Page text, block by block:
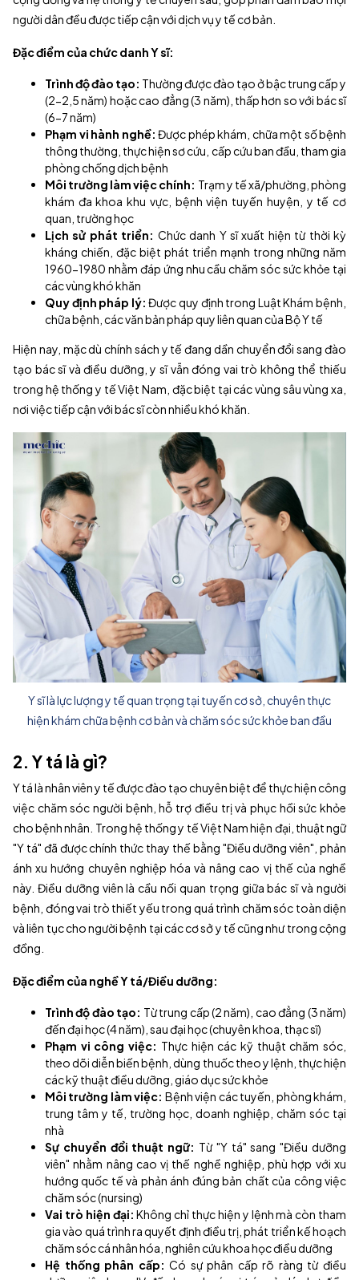
người dân đều được tiếp cận với dịch vụ y tế cơ bản.
Đặc điểm của chức danh Y sĩ:
Trình độ đào tạo: Thường được đào tạo ở bậc trung cấp y
(2-2,5 năm) hoặc cao đẳng (3 năm), thấp hơn so với bác sĩ
(6-7 năm)
Phạm vi hành nghề: Được phép khám, chữa một số bệnh
thông thường, thực hiện sơ cứu, cấp cứu ban đầu, tham gia
phòng chống dịch bệnh
Môi trường làm việc chính: Trạm y tế xã/phường, phòng
khám đa khoa khu vực, bệnh viện tuyến huyện, y tế cơ
quan, trường học
Lịch sử phát triển: Chức danh Y sĩ xuất hiện từ thời kỳ
kháng chiến, đặc biệt phát triển mạnh trong những năm
1960-1980 nhằm đáp ứng nhu cầu chăm sóc sức khỏe tại
các vùng khó khăn
Quy định pháp lý: Được quy định trong Luật Khám bệnh,
chữa bệnh, các văn bản pháp quy liên quan của Bộ Y tế
Hiện nay, mặc dù chính sách y tế đang dần chuyển đổi sang đào
tạo bác sĩ và điều dưỡng, y sĩ vẫn đóng vai trò không thể thiếu
trong hệ thống y tế Việt Nam, đặc biệt tại các vùng sâu vùng xa,
nơi việc tiếp cận với bác sĩ còn nhiều khó khăn.
Y sĩ là lực lượng y tế quan trọng tại tuyến cơ sở, chuyên thực
hiện khám chữa bệnh cơ bản và chăm sóc sức khỏe ban đầu
2. Y tá là gì?
Y tá là nhân viên y tế được đào tạo chuyên biệt để thực hiện công
việc chăm sóc người bệnh, hỗ trợ điều trị và phục hồi sức khỏe
cho bệnh nhân. Trong hệ thống y tế Việt Nam hiện đại, thuật ngữ
"Y tá" đã được chính thức thay thế bằng "Điều dưỡng viên", phản
ánh xu hướng chuyên nghiệp hóa và nâng cao vị thế của nghề
này. Điều dưỡng viên là cầu nối quan trọng giữa bác sĩ và người
bệnh, đóng vai trò thiết yếu trong quá trình chăm sóc toàn diện
và liên tục cho người bệnh tại các cơ sở y tế cũng như trong cộng
đồng.
Đặc điểm của nghề Y tá/Điều dưỡng:
Trình độ đào tạo: Từ trung cấp (2 năm), cao đẳng (3 năm)
đến đại học (4 năm), sau đại học (chuyên khoa, thạc sĩ)
Phạm vi công việc: Thực hiện các kỹ thuật chăm sóc,
theo dõi diễn biến bệnh, dùng thuốc theo y lệnh, thực hiện
các kỹ thuật điều dưỡng, giáo dục sức khỏe
Môi trường làm việc: Bệnh viện các tuyến, phòng khám,
trung tâm y tế, trường học, doanh nghiệp, chăm sóc tại
nhà
Sự chuyển đổi thuật ngữ: Từ "Y tá" sang "Điều dưỡng
viên" nhằm nâng cao vị thế nghề nghiệp, phù hợp với xu
hướng quốc tế và phản ánh đúng bản chất của công việc
chăm sóc (nursing)
Vai trò hiện đại: Không chỉ thực hiện y lệnh mà còn tham
gia vào quá trình ra quyết định điều trị, phát triển kế hoạch
chăm sóc cá nhân hóa, nghiên cứu khoa học điều dưỡng
Hệ thống phân cấp: Có sự phân cấp rõ ràng từ điều